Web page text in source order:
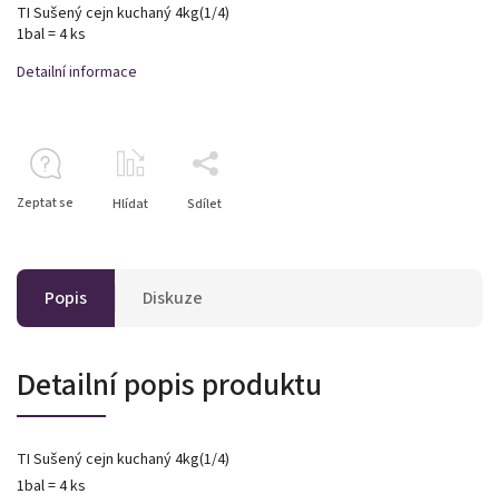
TI Sušený cejn kuchaný 4kg(1/4)
1bal = 4 ks
Detailní informace
Zeptat se Hlídat Sdílet
Popis Diskuze
Detailní popis produktu
TI Sušený cejn kuchaný 4kg(1/4)
1bal = 4 ks